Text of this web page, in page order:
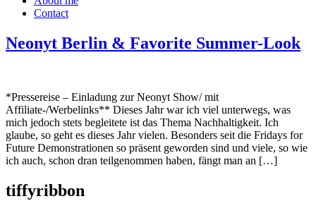
Contact
Neonyt Berlin & Favorite Summer-Look
*Pressereise – Einladung zur Neonyt Show/ mit
Affiliate-/Werbelinks** Dieses Jahr war ich viel unterwegs, was
mich jedoch stets begleitete ist das Thema Nachhaltigkeit. Ich
glaube, so geht es dieses Jahr vielen. Besonders seit die Fridays for
Future Demonstrationen so präsent geworden sind und viele, so wie
ich auch, schon dran teilgenommen haben, fängt man an […]
tiffyribbon